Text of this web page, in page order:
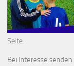
Seite.
Bei Interesse senden